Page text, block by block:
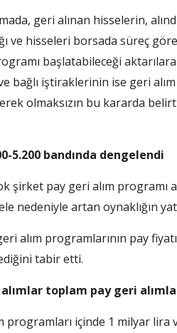
geri alınan hisselerin,
ve hisseleri borsada süreç
başlatabileceği
bağlı iştiraklerinin ise geri
olmaksızın bu kararda
5.200 bandında dengelendi
şirket pay geri alım programı
nedeniyle artan oynaklığın
alım programlarının pay
tabir etti.
toplam pay geri
programları içinde 1 milyar lira